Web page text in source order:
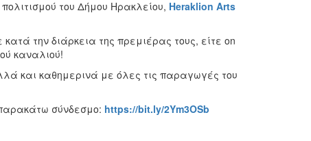
του Δήμου Ηρακλείου, Heraklion Arts
την διάρκεια της πρεμιέρας τους, είτε on
καναλιού!
και καθημερινά με όλες τις παραγωγές του
σύνδεσμο: https://bit.ly/2Ym3OSb